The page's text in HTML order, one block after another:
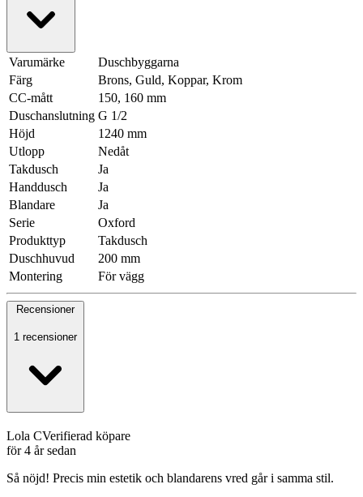
Varumärke
Duschbyggarna
Färg
Brons, Guld, Koppar, Krom
CC-mått
150, 160 mm
Duschanslutning G 1/2
Höjd
1240 mm
Utlopp
Nedåt
Takdusch
Ja
Handdusch
Ja
Blandare
Ja
Serie
Oxford
Produkttyp
Takdusch
Duschhuvud
200 mm
Montering
För vägg
Recensioner
1 recensioner
Lola CVerifierad köpare
för 4 år sedan
Så nöjd! Precis min estetik och blandarens vred går i samma stil.